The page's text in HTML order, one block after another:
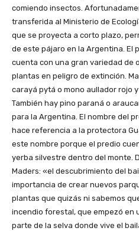
comiendo insectos.
transferida al Ministerio de
que se proyecta a corto plazo,
de este pájaro en la Argentina. El
cuenta con una gran variedad de
plantas en peligro de extinción.
carayá pytá o mono aullador rojo
También hay pino paraná o
para la Argentina. El nombre del
hace referencia a la protectora
este nombre porque el predio
yerba silvestre dentro del monte.
Maders: «el descubrimiento del
importancia de crear nuevos
plantas que quizás ni sabemos
incendio forestal, que empezó en
parte de la selva donde vive el